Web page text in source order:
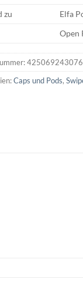
zu
Elfa
Open
Caps und Pods,